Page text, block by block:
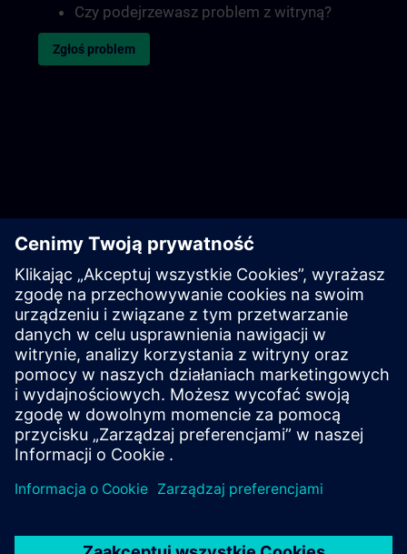
Czy podejrzewasz problem z witryną?
Zgłoś problem